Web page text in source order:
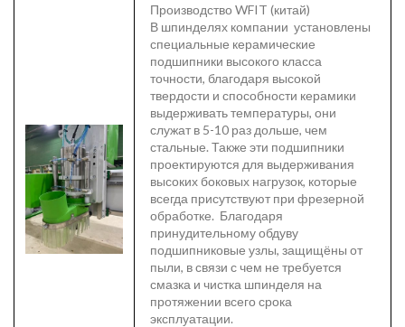
Производство WFIT (китай)
В шпинделях компании установлены
специальные керамические
подшипники высокого класса
точности, благодаря высокой
твердости и способности керамики
выдерживать температуры, они
служат в 5-10 раз дольше, чем
стальные. Также эти подшипники
проектируются для выдерживания
высоких боковых нагрузок, которые
всегда присутствуют при фрезерной
обработке. Благодаря
принудительному обдуву
подшипниковые узлы, защищёны от
пыли, в связи с чем не требуется
смазка и чистка шпинделя на
протяжении всего срока
эксплуатации.